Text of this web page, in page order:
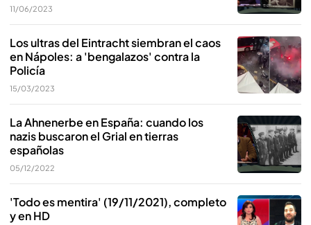
11/06/2023
Los ultras del Eintracht siembran el caos
en Nápoles: a 'bengalazos' contra la
Policía
15/03/2023
La Ahnenerbe en España: cuando los
nazis buscaron el Grial en tierras
españolas
05/12/2022
'Todo es mentira' (19/11/2021), completo
y en HD